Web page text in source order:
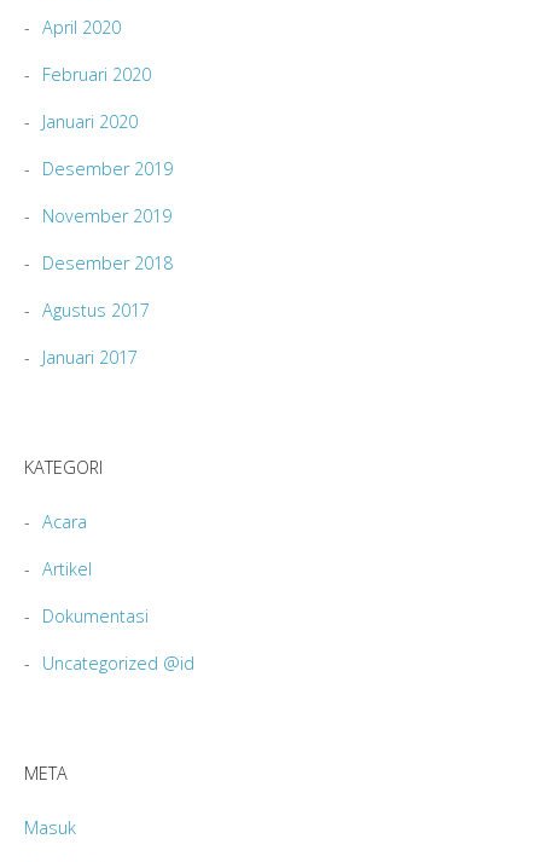
April 2020
Februari 2020
Januari 2020
Desember 2019
November 2019
Desember 2018
Agustus 2017
Januari 2017
KATEGORI
Acara
Artikel
Dokumentasi
Uncategorized @id
META
Masuk